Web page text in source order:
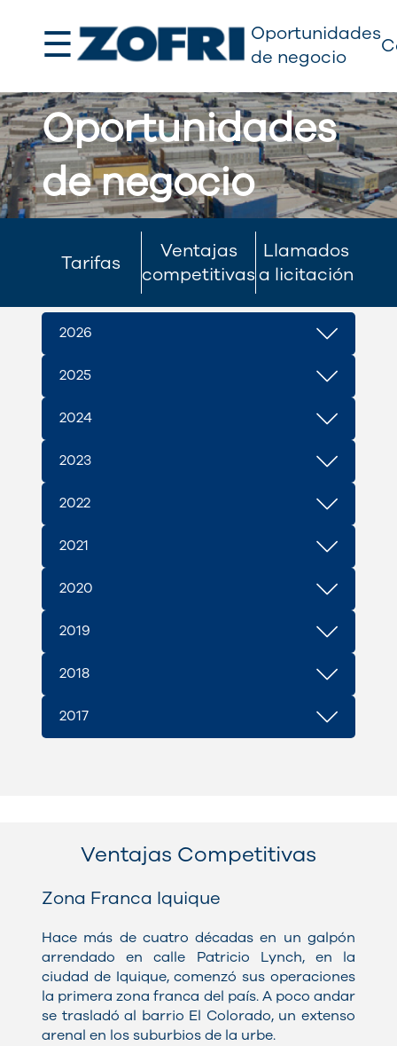
☰
Oportunidades
de negocio
Oportunidades
de negocio
Tarifas
Ventajas
competitivas
Llamados
a licitación
2026
2025
2024
2023
2022
2021
2020
2019
2018
2017
Ventajas Competitivas
Zona Franca Iquique
Hace más de cuatro décadas en un galpón
arrendado en calle Patricio Lynch, en la
ciudad de Iquique, comenzó sus operaciones
la primera zona franca del país. A poco andar
se trasladó al barrio El Colorado, un extenso
arenal en los suburbios de la urbe.